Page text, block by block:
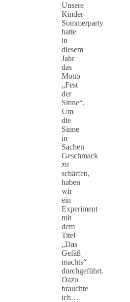
Unsere
Kinder-
Sommerparty
hatte
in
diesem
Jahr
das
Motto
„Fest
der
Sinne“.
Um
die
Sinne
in
Sachen
Geschmack
zu
schärfen,
haben
wir
ein
Experiment
mit
dem
Titel
„Das
Gefäß
machts“
durchgeführt.
Dazu
brauchte
ich…